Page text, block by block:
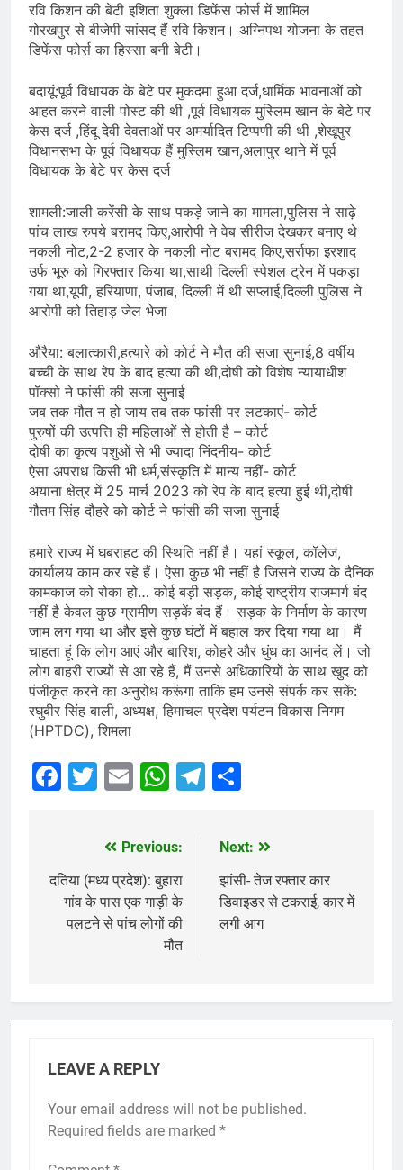
रवि किशन की बेटी इशिता शुक्ला डिफेंस फोर्स में शामिल
गोरखपुर से बीजेपी सांसद हैं रवि किशन। अग्निपथ योजना के तहत
डिफेंस फोर्स का हिस्सा बनी बेटी।
बदायूं:पूर्व विधायक के बेटे पर मुकदमा हुआ दर्ज,धार्मिक भावनाओं को
आहत करने वाली पोस्ट की थी ,पूर्व विधायक मुस्लिम खान के बेटे पर
केस दर्ज ,हिंदू देवी देवताओं पर अमर्यादित टिप्पणी की थी ,शेखूपुर
विधानसभा के पूर्व विधायक हैं मुस्लिम खान,अलापुर थाने में पूर्व
विधायक के बेटे पर केस दर्ज
शामली:जाली करेंसी के साथ पकड़े जाने का मामला,पुलिस ने साढ़े
पांच लाख रुपये बरामद किए,आरोपी ने वेब सीरीज देखकर बनाए थे
नकली नोट,2-2 हजार के नकली नोट बरामद किए,सर्राफा इरशाद
उर्फ भूरु को गिरफ्तार किया था,साथी दिल्ली स्पेशल ट्रेन में पकड़ा
गया था,यूपी, हरियाणा, पंजाब, दिल्ली में थी सप्लाई,दिल्ली पुलिस ने
आरोपी को तिहाड़ जेल भेजा
औरैया: बलात्कारी,हत्यारे को कोर्ट ने मौत की सजा सुनाई,8 वर्षीय
बच्ची के साथ रेप के बाद हत्या की थी,दोषी को विशेष न्यायाधीश
पॉक्सो ने फांसी की सजा सुनाई
जब तक मौत न हो जाय तब तक फांसी पर लटकाएं- कोर्ट
पुरुषों की उत्पत्ति ही महिलाओं से होती है – कोर्ट
दोषी का कृत्य पशुओं से भी ज्यादा निंदनीय- कोर्ट
ऐसा अपराध किसी भी धर्म,संस्कृति में मान्य नहीं- कोर्ट
अयाना क्षेत्र में 25 मार्च 2023 को रेप के बाद हत्या हुई थी,दोषी
गौतम सिंह दौहरे को कोर्ट ने फांसी की सजा सुनाई
हमारे राज्य में घबराहट की स्थिति नहीं है। यहां स्कूल, कॉलेज,
कार्यालय काम कर रहे हैं। ऐसा कुछ भी नहीं है जिसने राज्य के दैनिक
कामकाज को रोका हो… कोई बड़ी सड़क, कोई राष्ट्रीय राजमार्ग बंद
नहीं है केवल कुछ ग्रामीण सड़कें बंद हैं। सड़क के निर्माण के कारण
जाम लग गया था और इसे कुछ घंटों में बहाल कर दिया गया था। मैं
चाहता हूं कि लोग आएं और बारिश, कोहरे और धुंध का आनंद लें। जो
लोग बाहरी राज्यों से आ रहे हैं, मैं उनसे अधिकारियों के साथ खुद को
पंजीकृत करने का अनुरोध करूंगा ताकि हम उनसे संपर्क कर सकें:
रघुबीर सिंह बाली, अध्यक्ष, हिमाचल प्रदेश पर्यटन विकास निगम
(HPTDC), शिमला
Facebook
Twitter
EmailWhatsApp
Telegram
navigation
Previous:
दतिया (मध्य प्रदेश): बुहारा
गांव के पास एक गाड़ी के
पलटने से पांच लोगों की
मौत
Next:
झांसी- तेज रफ्तार कार
डिवाइडर से टकराई, कार में
लगी आग
LEAVE A REPLY
Your email address will not be published.
Required fields are marked *